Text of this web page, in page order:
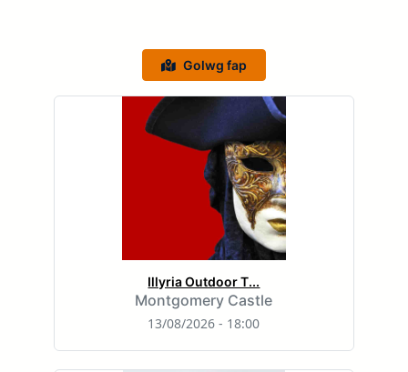
Golwg fap
Illyria Outdoor T...
Montgomery Castle
13/08/2026 - 18:00